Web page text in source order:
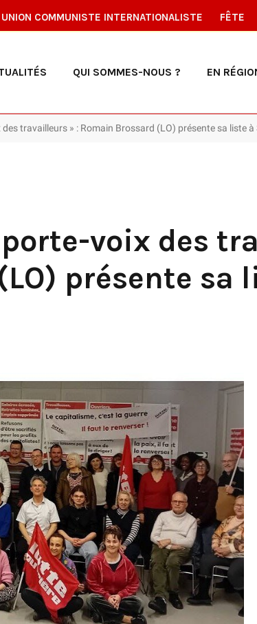
UNION COMMUNISTE INTERNATIONALISTE FÊTE
QUI SOMMES-NOUS ? EN
travailleurs » : Romain Brossard (LO) présente sa liste à
voix des
présente sa